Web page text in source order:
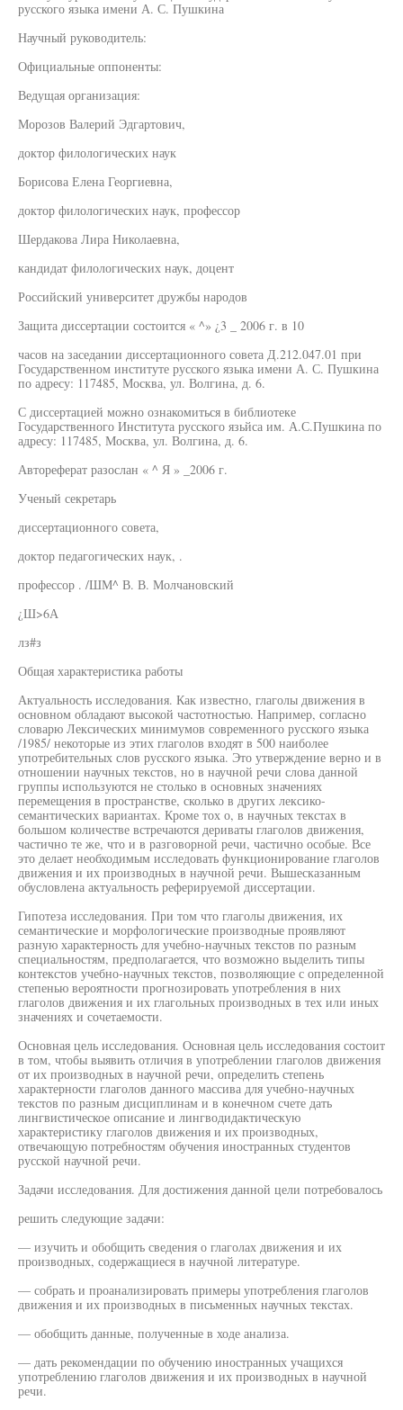
русского языка имени А. С. Пушкина
Научный руководитель:
Официальные оппоненты:
Ведущая организация:
Морозов Валерий Эдгартович,
доктор филологических наук
Борисова Елена Георгиевна,
доктор филологических наук, профессор
Шердакова Лира Николаевна,
кандидат филологических наук, доцент
Российский университет дружбы народов
Защита диссертации состоится « ^» ¿3 _ 2006 г. в 10
часов на заседании диссертационного совета Д.212.047.01 при
Государственном институте русского языка имени А. С. Пушкина
по адресу: 117485, Москва, ул. Волгина, д. 6.
С диссертацией можно ознакомиться в библиотеке
Государственного Института русского язьйса им. А.С.Пушкина по
адресу: 117485, Москва, ул. Волгина, д. 6.
Автореферат разослан « ^ Я » _2006 г.
Ученый секретарь
диссертационного совета,
доктор педагогических наук, .
профессор . /ШМ^ В. В. Молчановский
¿Ш>6А
лз#з
Общая характеристика работы
Актуальность исследования. Как известно, глаголы движения в
основном обладают высокой частотностью. Например, согласно
словарю Лексических минимумов современного русского языка
/1985/ некоторые из этих глаголов входят в 500 наиболее
употребительных слов русского языка. Это утверждение верно и в
отношении научных текстов, но в научной речи слова данной
группы используются не столько в основных значениях
перемещения в пространстве, сколько в других лексико-
семантических вариантах. Кроме тох о, в научных текстах в
большом количестве встречаются дериваты глаголов движения,
частично те же, что и в разговорной речи, частично особые. Все
это делает необходимым исследовать функционирование глаголов
движения и их производных в научной речи. Вышесказанным
обусловлена актуальность реферируемой диссертации.
Гипотеза исследования. При том что глаголы движения, их
семантические и морфологические производные проявляют
разную характерность для учебно-научных текстов по разным
специальностям, предполагается, что возможно выделить типы
контекстов учебно-научных текстов, позволяющие с определенной
степенью вероятности прогнозировать употребления в них
глаголов движения и их глагольных производных в тех или иных
значениях и сочетаемости.
Основная цель исследования. Основная цель исследования состоит
в том, чтобы выявить отличия в употреблении глаголов движения
от их производных в научной речи, определить степень
характерности глаголов данного массива для учебно-научных
текстов по разным дисциплинам и в конечном счете дать
лингвистическое описание и лингводидактическую
характеристику глаголов движения и их производных,
отвечающую потребностям обучения иностранных студентов
русской научной речи.
Задачи исследования. Для достижения данной цели потребовалось
решить следующие задачи:
— изучить и обобщить сведения о глаголах движения и их
производных, содержащиеся в научной литературе.
— собрать и проанализировать примеры употребления глаголов
движения и их производных в письменных научных текстах.
— обобщить данные, полученные в ходе анализа.
— дать рекомендации по обучению иностранных учащихся
употреблению глаголов движения и их производных в научной
речи.